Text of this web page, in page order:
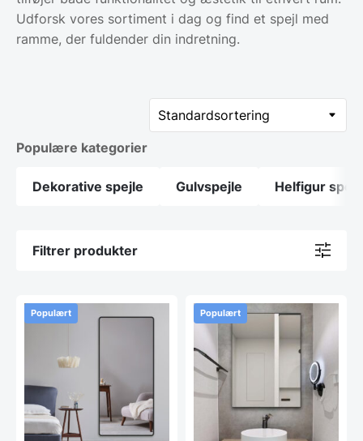
Udforsk vores sortiment i dag og find et spejl med
ramme, der fuldender din indretning.
Populære kategorier
Dekorative spejle Gulvspejle Helfigur
Filtrer produkter
Populært Populært